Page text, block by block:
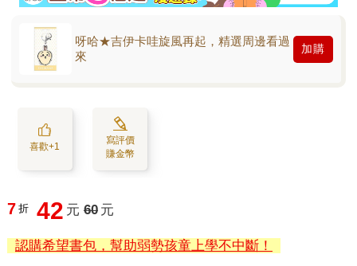
呀哈★吉伊卡哇旋風再起，精選周邊看過
來
加購
喜歡+1
寫評價
賺金幣
7 折 42 元 60 元
認購希望書包，幫助弱勢孩童上學不中斷！